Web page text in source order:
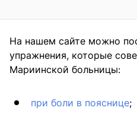
На нашем сайте можно
упражнения, которые
Мариинской больницы:
при боли в пояснице;